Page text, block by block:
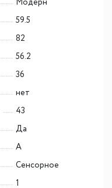
Модерн
59.5
82
56.2
36
нет
43
Да
A
Сенсорное
1